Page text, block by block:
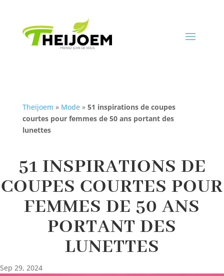
Theijoem » Mode» 51 inspirations de coupes
courtes pour femmes de 50 ans portant des
lunettes
51 INSPIRATIONS DE
COUPES COURTES POUR
FEMMES DE 50 ANS
PORTANT DES
LUNETTES
Sep 29, 2024